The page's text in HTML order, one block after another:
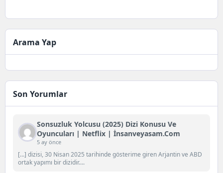
Arama Yap
Son Yorumlar
Sonsuzluk Yolcusu (2025) Dizi Konusu Ve
Oyuncuları | Netflix | İnsanveyasam.com
5 ay önce
[…] dizisi, 30 Nisan 2025 tarihinde gösterime giren Arjantin ve ABD
ortak yapımı bir dizidir....